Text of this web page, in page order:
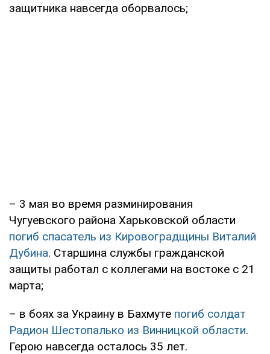
защитника навсегда оборвалось;
– 3 мая во время разминирования
Чугуевского района Харьковской области
погиб спасатель из Кировоградщины Виталий
Дубина. Старшина службы гражданской
защиты работал с коллегами на востоке с 21
марта;
– в боях за Украину в Бахмуте погиб солдат
Радион Шестопалько из Винницкой области.
Герою навсегда осталось 35 лет.